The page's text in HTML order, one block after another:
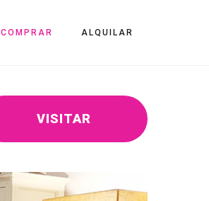
COMPRAR ALQUILAR
VISITAR